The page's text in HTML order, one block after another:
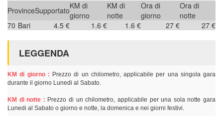
ProvinceSupportatoKM di
giorno
KM di
notte
Ora di
giorno
Ora di
notte
70 Bari 4.5 € 1.6 € 1.6 € 27 € 27 €
LEGGENDA
KM di giorno : Prezzo di un chilometro, applicabile per una singola gara
durante il giorno Lunedi al Sabato.
KM di notte : Prezzo di un chilometro, applicabile per una sola notte gara
Lunedi al Sabato o giorno e notte, la domenica e nei giorni festivi.